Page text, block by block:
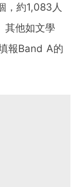
，約1,083人
其他如文學
報Band A的